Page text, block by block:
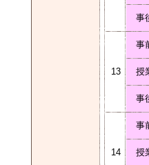
事
13
事
授
事
14
事
授